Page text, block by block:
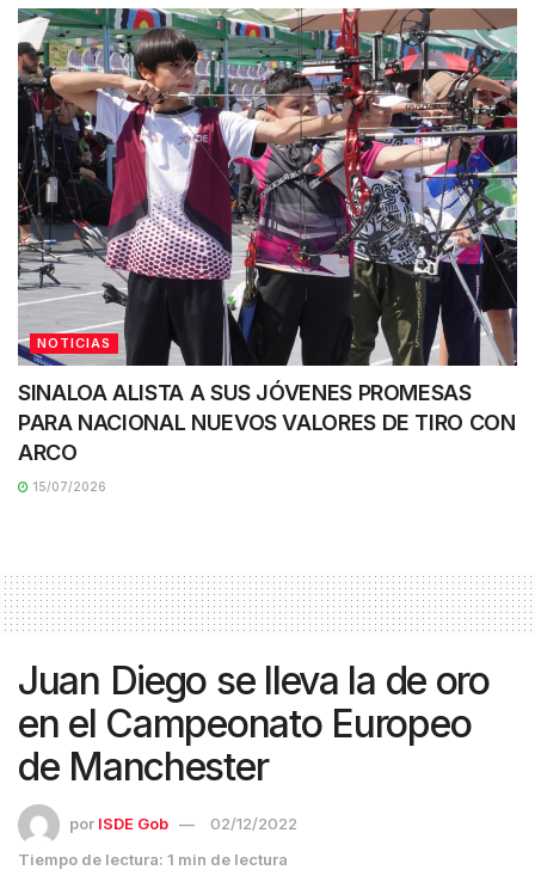
NOTICIAS
SINALOA ALISTA A SUS JÓVENES PROMESAS
PARA NACIONAL NUEVOS VALORES DE TIRO CON
ARCO
15/07/2026
Juan Diego se lleva la de oro
en el Campeonato Europeo
de Manchester
por ISDE Gob
02/12/2022
Tiempo de lectura: 1 min de lectura